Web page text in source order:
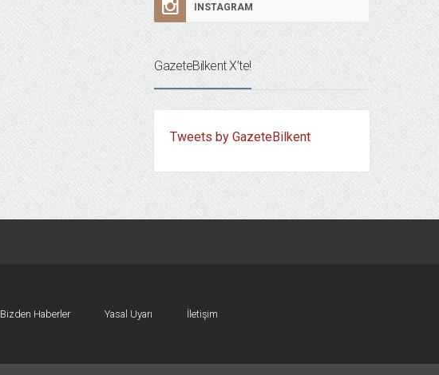
INSTAGRAM
GazeteBilkent X’te!
Tweets by GazeteBilkent
Bizden Haberler Yasal Uyarı İletişim